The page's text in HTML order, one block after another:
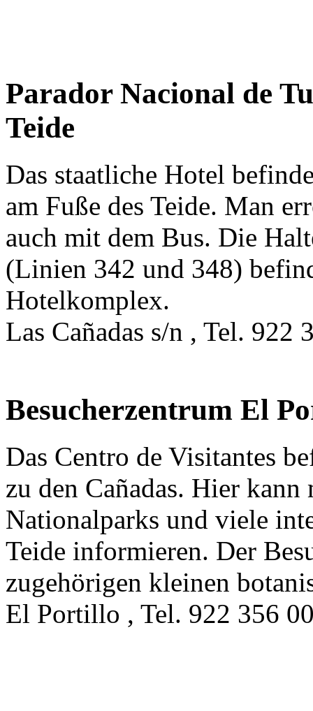
Parador Nacional de
Teide
Das staatliche Hotel
am Fuße des Teide. Man
auch mit dem Bus. Die
(Linien 342 und 348)
Hotelkomplex.
Las Cañadas s/n , Tel. 922
Besucherzentrum El
Das Centro de Visitantes
zu den Cañadas. Hier
Nationalparks und viele
Teide informieren. Der
zugehörigen kleinen
El Portillo , Tel. 922 356